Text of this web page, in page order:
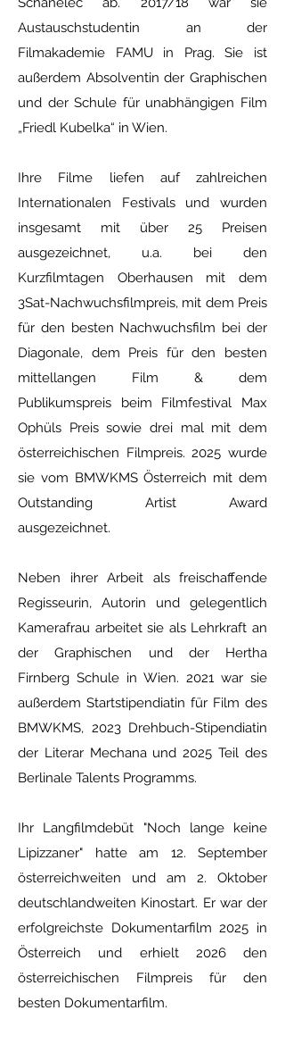
Austauschstudentin an der
Filmakademie FAMU in Prag. Sie ist
außerdem Absolventin der Graphischen
und der Schule für unabhängigen Film
„Friedl Kubelka“ in Wien.
Ihre Filme liefen auf zahlreichen
Internationalen Festivals und wurden
insgesamt mit über 25 Preisen
ausgezeichnet, u.a. bei den
Kurzfilmtagen Oberhausen mit dem
3Sat-Nachwuchsfilmpreis, mit dem Preis
für den besten Nachwuchsfilm bei der
Diagonale, dem Preis für den besten
mittellangen Film & dem
Publikumspreis beim Filmfestival Max
Ophüls Preis sowie drei mal mit dem
österreichischen Filmpreis. 2025 wurde
sie vom BMWKMS Österreich mit dem
Outstanding Artist Award
ausgezeichnet.
Neben ihrer Arbeit als freischaffende
Regisseurin, Autorin und gelegentlich
Kamerafrau arbeitet sie als Lehrkraft an
der Graphischen und der Hertha
Firnberg Schule in Wien. 2021 war sie
außerdem Startstipendiatin für Film des
BMWKMS, 2023 Drehbuch-Stipendiatin
der Literar Mechana und 2025 Teil des
Berlinale Talents Programms.
Ihr Langfilmdebüt "Noch lange keine
Lipizzaner" hatte am 12. September
österreichweiten und am 2. Oktober
deutschlandweiten Kinostart. Er war der
erfolgreichste Dokumentarfilm 2025 in
Österreich und erhielt 2026 den
österreichischen Filmpreis für den
besten Dokumentarfilm.